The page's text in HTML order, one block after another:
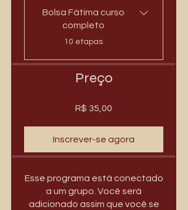
Bolsa Fátima curso
completo
.
10 etapas
Preço
R$ 35,00
Inscrever-se agora
Esse programa está conectado
a um grupo. Você será
adicionado assim que você se